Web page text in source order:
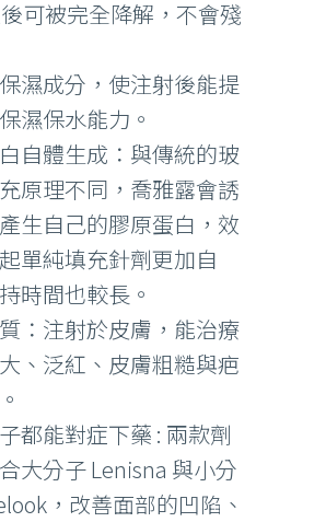
可被完全降解，不會殘
濕成分，使注射後能提
濕保水能力。
自體生成：與傳統的玻
原理不同，喬雅露會誘
生自己的膠原蛋白，效
單純填充針劑更加自
時間也較長。
：注射於皮膚，能治療
、泛紅、皮膚粗糙與疤
都能對症下藥 : 兩款劑
大分子 Lenisna 與小分
，改善面部的凹陷、